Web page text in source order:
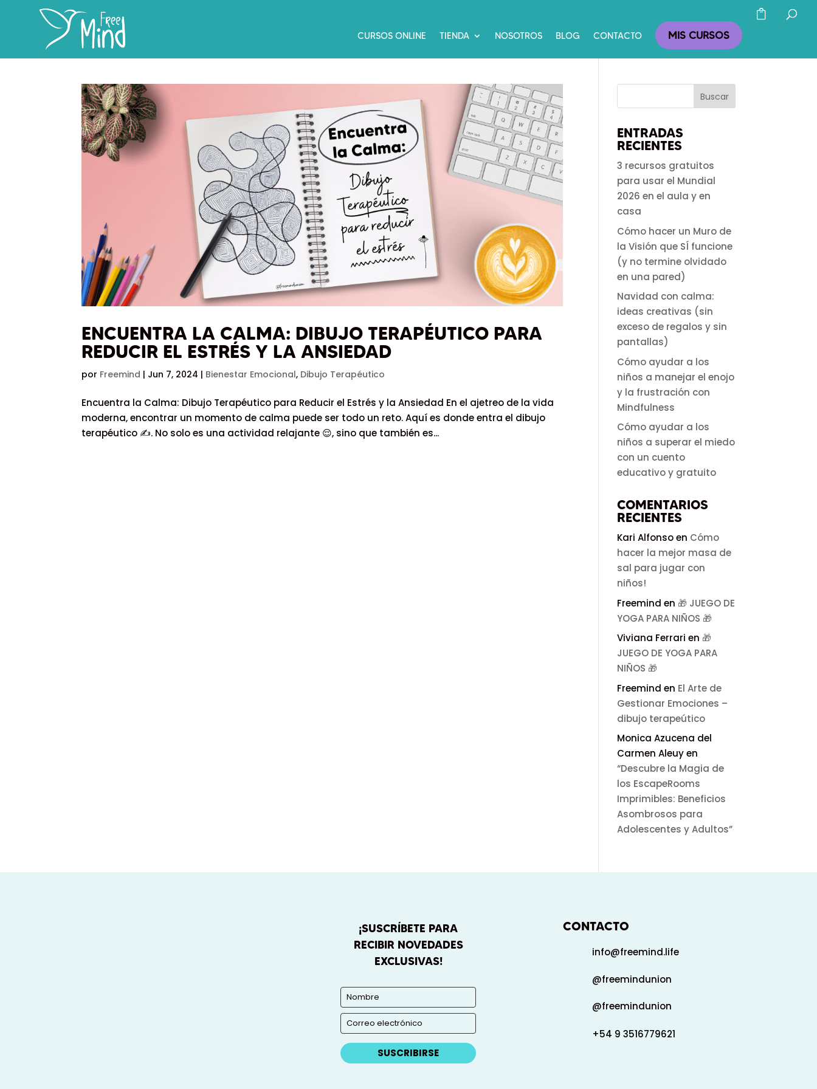
CURSOS ONLINE TIENDA NOSOTROS BLOG CONTACTO MIS CURSOS
ENCUENTRA LA CALMA: DIBUJO TERAPÉUTICO PARA
REDUCIR EL ESTRÉS Y LA ANSIEDAD
por Freemind | Jun 7, 2024 | Bienestar Emocional, Dibujo Terapéutico
Encuentra la Calma: Dibujo Terapéutico para Reducir el Estrés y la Ansiedad En el ajetreo de la vida
moderna, encontrar un momento de calma puede ser todo un reto. Aquí es donde entra el dibujo
terapéutico ✍️. No solo es una actividad relajante 😌, sino que también es...
ENTRADAS
RECIENTES
3 recursos gratuitos
para usar el Mundial
2026 en el aula y en
casa
Cómo hacer un Muro de
la Visión que SÍ funcione
(y no termine olvidado
en una pared)
Navidad con calma:
ideas creativas (sin
exceso de regalos y sin
pantallas)
Cómo ayudar a los
niños a manejar el enojo
y la frustración con
Mindfulness
Cómo ayudar a los
niños a superar el miedo
con un cuento
educativo y gratuito
COMENTARIOS
RECIENTES
Kari Alfonsoen Cómo
hacer la mejor masa de
sal para jugar con
niños!
Freemind en 🎁 JUEGO DE
YOGA PARA NIÑOS 🎁
Viviana Ferrari en 🎁
JUEGO DE YOGA PARA
NIÑOS 🎁
Freemind en El Arte de
Gestionar Emociones –
dibujo terapeútico
Monica Azucena del
Carmen Aleuyen
“Descubre la Magia de
los EscapeRooms
Imprimibles: Beneficios
Asombrosos para
Adolescentes y Adultos”
¡SUSCRÍBETE PARA
RECIBIR NOVEDADES
EXCLUSIVAS!
SUSCRIBIRSE
CONTACTO
info@freemind.life
@freemindunion
@freemindunion
+54 9 3516779621